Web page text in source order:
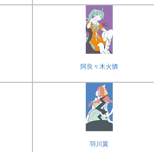
阿良々木火憐
羽川翼